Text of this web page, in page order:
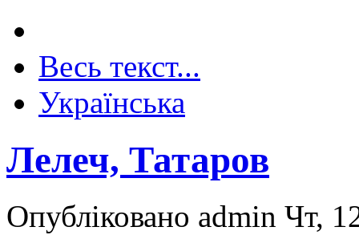
Весь текст...
Українська
Лелеч, Татаров
Опубліковано admin Чт,